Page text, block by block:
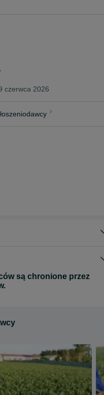
plantacji. Możliwy
czerwca 2026
są chronione przez